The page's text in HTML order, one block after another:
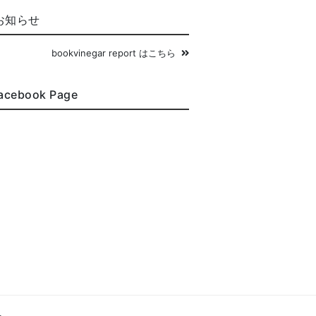
知らせ
bookvinegar report はこちら
Page